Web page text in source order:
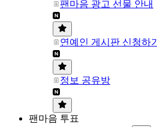
팬마음 광고 선물 안내
연예인 게시판 신청하기
정보 공유방
팬마음 투표